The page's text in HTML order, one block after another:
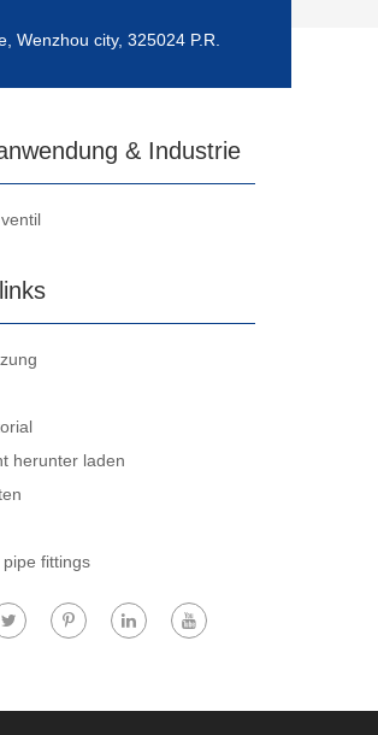
Wenzhou city, 325024 P.R.
& Industrie
herunter laden
fittings